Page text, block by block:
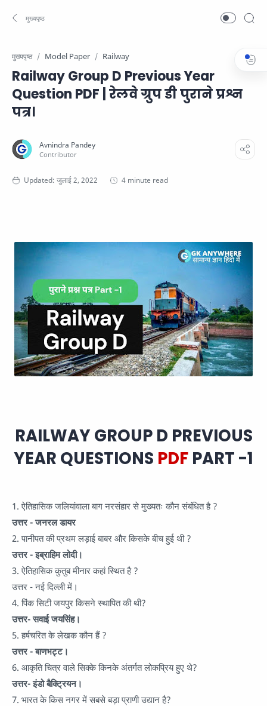
मुख्यपृष्ठ Model Paper Railway
Railway Group D Previous Year
Question PDF | रेलवे ग्रुप डी पुराने प्रश्न
पत्र।
4 minute read
RAILWAY GROUP D PREVIOUS
YEAR QUESTIONS PDF PART -1
1. ऐतिहासिक जलियांवाला बाग नरसंहार से मुख्यतः कौन संबंधित है ?
उत्तर - जनरल डायर
2. पानीपत की प्रथम लड़ाई बाबर और किसके बीच हुई थी ?
उत्तर - इब्राहिम लोदी।
3. ऐतिहासिक कुतुब मीनार कहां स्थित है ?
उत्तर - नई दिल्ली में।
4. पिंक सिटी जयपुर किसने स्थापित की थी?
उत्तर- सवाई जयसिंह।
5. हर्षचरित के लेखक कौन हैं ?
उत्तर - बाणभट्ट।
6. आकृति चित्र वाले सिक्के किनके अंतर्गत लोकप्रिय हुए थे?
उत्तर- इंडो बैक्ट्रियन।
7. भारत के किस नगर में सबसे बड़ा प्राणी उद्यान है?